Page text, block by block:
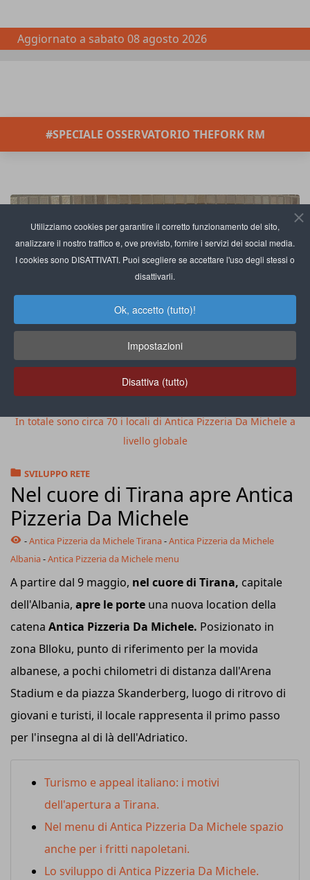
Utilizziamo cookies per garantire il corretto funzionamento del sito,
analizzare il nostro traffico e, ove previsto, fornire i servizi dei social media.
I cookies sono DISATTIVATI. Puoi scegliere se accettare l'uso degli stessi o
disattivarli.
Ok, accetto (tutto)!
Impostazioni
Disattiva (tutto)
Aggiornato a sabato 08 agosto 2026
#SPECIALE OSSERVATORIO THEFORK RM
In totale sono circa 70 i locali di Antica Pizzeria Da Michele a
livello globale
SVILUPPO RETE
Nel cuore di Tirana apre Antica
Pizzeria Da Michele
-Antica Pizzeria da Michele Tirana -Antica Pizzeria da Michele
Albania -Antica Pizzeria da Michele menu
A partire dal 9 maggio, nel cuore di Tirana, capitale
dell'Albania, apre le porte una nuova location della
catena Antica Pizzeria Da Michele. Posizionato in
zona Blloku, punto di riferimento per la movida
albanese, a pochi chilometri di distanza dall'Arena
Stadium e da piazza Skanderberg, luogo di ritrovo di
giovani e turisti, il locale rappresenta il primo passo
per l'insegna al di là dell'Adriatico.
Turismo e appeal italiano: i motivi
dell'apertura a Tirana.
Nel menu di Antica Pizzeria Da Michele spazio
anche per i fritti napoletani.
Lo sviluppo di Antica Pizzeria Da Michele.